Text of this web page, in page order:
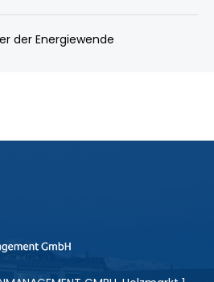
der Energiewende